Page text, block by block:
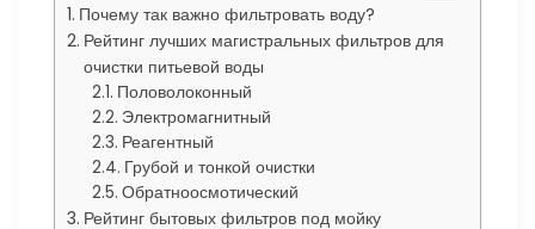
Почему так важно фильтровать воду?
Рейтинг лучших магистральных фильтров для
очистки питьевой воды
Половолоконный
Электромагнитный
Реагентный
Грубой и тонкой очистки
Обратноосмотический
Рейтинг бытовых фильтров под мойку